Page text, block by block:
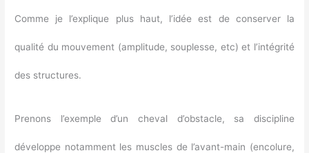
Comme je l’explique plus haut, l’idée est de conserver la
qualité du mouvement (amplitude, souplesse, etc) et l’intégrité
des structures.
Prenons l’exemple d’un cheval d’obstacle, sa discipline
développe notamment les muscles de l’avant-main (encolure,